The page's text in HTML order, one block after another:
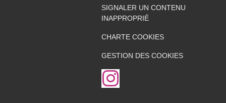
SIGNALER UN CONTENU
INAPPROPRIÉ
CHARTE COOKIES
GESTION DES COOKIES